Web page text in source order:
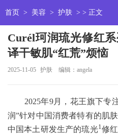
首页 > 美容 > 护肤 > > 正文
Curél珂润琉光修红
译干敏肌“红荒”烦恼
2025-11-05 护肤 编辑：angela
2025年9月，花王旗下专
润”针对中国消费者特有的肌
中国本土研发生产的琉光1 修红